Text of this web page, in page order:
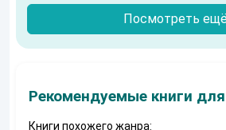
Посмотреть
Рекомендуемые книги
Книги похожего жанра: